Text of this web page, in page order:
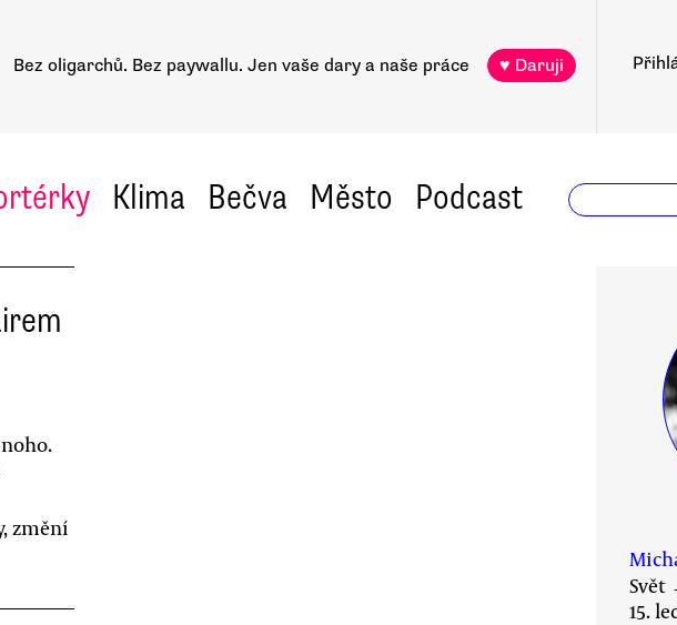
Bez oligarchů. Bez paywallu. Jen vaše dary a naše práce ♥ Daruji
Klima Bečva Město Podcast
změní
Svět
15.